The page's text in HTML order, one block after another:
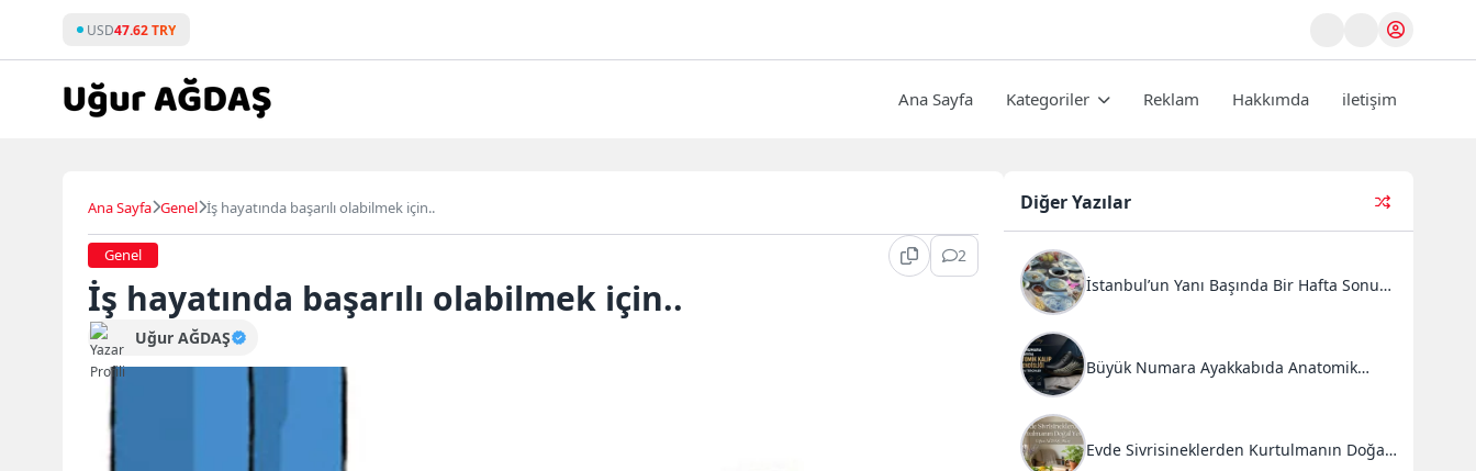
content
USD47.62 TRY
Ana Sayfa Kategoriler Reklam Hakkımda iletişim
Ana Sayfa Genel İş hayatında başarılı olabilmek için..
Genel 2
İş hayatında başarılı olabilmek için..
Uğur AĞDAŞ
Diğer Yazılar
İstanbul’un Yanı Başında Bir Hafta Sonu
Büyük Numara Ayakkabıda Anatomik
Evde Sivrisineklerden Kurtulmanın Doğal